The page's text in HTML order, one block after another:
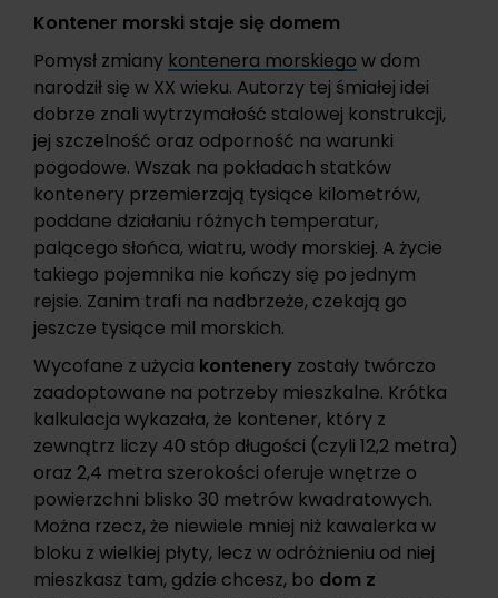
Kontener morski staje się domem
Pomysł zmiany kontenera morskiego w dom
narodził się w XX wieku. Autorzy tej śmiałej idei
dobrze znali wytrzymałość stalowej konstrukcji,
jej szczelność oraz odporność na warunki
pogodowe. Wszak na pokładach statków
kontenery przemierzają tysiące kilometrów,
poddane działaniu różnych temperatur,
palącego słońca, wiatru, wody morskiej. A życie
takiego pojemnika nie kończy się po jednym
rejsie. Zanim trafi na nadbrzeże, czekają go
jeszcze tysiące mil morskich.
Wycofane z użycia kontenery zostały twórczo
zaadoptowane na potrzeby mieszkalne. Krótka
kalkulacja wykazała, że kontener, który z
zewnątrz liczy 40 stóp długości (czyli 12,2 metra)
oraz 2,4 metra szerokości oferuje wnętrze o
powierzchni blisko 30 metrów kwadratowych.
Można rzecz, że niewiele mniej niż kawalerka w
bloku z wielkiej płyty, lecz w odróżnieniu od niej
mieszkasz tam, gdzie chcesz, bo dom z